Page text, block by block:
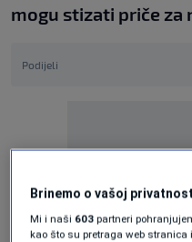
mogu stizati priče za
Podijeli
Brinemo o vašoj
Mi i naši 603 partneri
kao što su pretraga web